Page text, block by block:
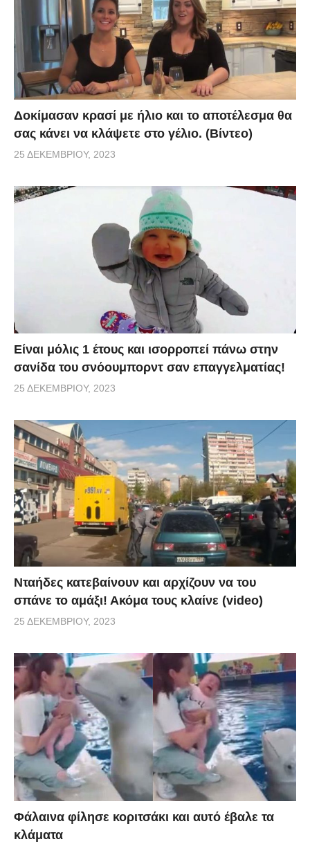
Δοκίμασαν κρασί με ήλιο και το αποτέλεσμα θα
σας κάνει να κλάψετε στο γέλιο. (Βίντεο)
25 ΔΕΚΕΜΒΡΊΟΥ, 2023
Είναι μόλις 1 έτους και ισορροπεί πάνω στην
σανίδα του σνόουμπορντ σαν επαγγελματίας!
25 ΔΕΚΕΜΒΡΊΟΥ, 2023
Νταήδες κατεβαίνουν και αρχίζουν να του
σπάνε το αμάξι! Ακόμα τους κλαίνε (video)
25 ΔΕΚΕΜΒΡΊΟΥ, 2023
Φάλαινα φίλησε κοριτσάκι και αυτό έβαλε τα
κλάματα